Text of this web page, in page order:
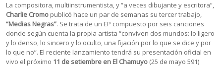
La compositora, multiinstrumentista, y “a veces dibujante y escritora”,
Charlie Cromo publicó hace un par de semanas su tercer trabajo,
“Medias Negras”. Se trata de un EP compuesto por seis canciones
donde según cuenta la propia artista “conviven dos mundos: lo ligero
y lo denso, lo sincero y lo oculto, una fijación por lo que se dice y por
lo que no”. El reciente lanzamiento tendrá su presentación oficial en
vivo el próximo 11 de setiembre en El Chamuyo (25 de mayo 591)